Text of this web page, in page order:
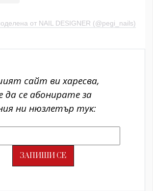
от NAIL DESIGNER (@pegi_nails)
сайт ви харесва,
се абонирате за
ни нюзлетър тук: